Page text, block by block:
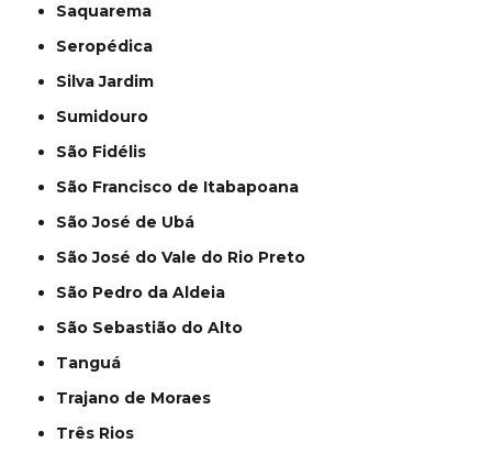
Saquarema
Seropédica
Silva Jardim
Sumidouro
São Fidélis
São Francisco de Itabapoana
São José de Ubá
São José do Vale do Rio Preto
São Pedro da Aldeia
São Sebastião do Alto
Tanguá
Trajano de Moraes
Três Rios